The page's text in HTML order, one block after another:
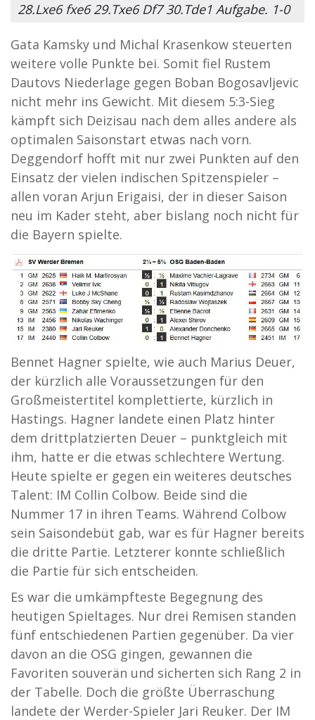
28.Lxe6 fxe6 29.Txe6 Df7 30.Tde1 Aufgabe. 1-0
Gata Kamsky und Michal Krasenkow steuerten
weitere volle Punkte bei. Somit fiel Rustem
Dautovs Niederlage gegen Boban Bogosavljevic
nicht mehr ins Gewicht. Mit diesem 5:3-Sieg
kämpft sich Deizisau nach dem alles andere als
optimalen Saisonstart etwas nach vorn.
Deggendorf hofft mit nur zwei Punkten auf den
Einsatz der vielen indischen Spitzenspieler –
allen voran Arjun Erigaisi, der in dieser Saison
neu im Kader steht, aber bislang noch nicht für
die Bayern spielte.
Bennet Hagner spielte, wie auch Marius Deuer,
der kürzlich alle Voraussetzungen für den
Großmeistertitel komplettierte, kürzlich in
Hastings. Hagner landete einen Platz hinter
dem drittplatzierten Deuer – punktgleich mit
ihm, hatte er die etwas schlechtere Wertung.
Heute spielte er gegen ein weiteres deutsches
Talent: IM Collin Colbow. Beide sind die
Nummer 17 in ihren Teams. Während Colbow
sein Saisondebüt gab, war es für Hagner bereits
die dritte Partie. Letzterer konnte schließlich
die Partie für sich entscheiden.
Es war die umkämpfteste Begegnung des
heutigen Spieltages. Nur drei Remisen standen
fünf entschiedenen Partien gegenüber. Da vier
davon an die OSG gingen, gewannen die
Favoriten souverän und sicherten sich Rang 2 in
der Tabelle. Doch die größte Überraschung
landete der Werder-Spieler Jari Reuker. Der IM